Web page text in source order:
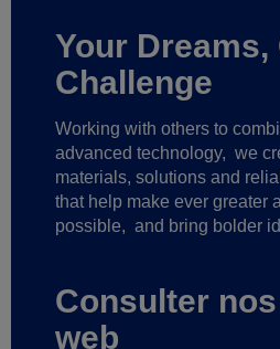
Your Dreams,
Challenge
Working with others to
advanced technology, we
materials, solutions and
that help make ever greater
possible, and bring bolder
Consulter
web